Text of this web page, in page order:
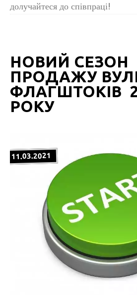
долучайтеся до співпраці!
НОВИЙ СЕЗОН
ПРОДАЖУ
ФЛАГШТОКІВ
РОКУ
11.03.2021